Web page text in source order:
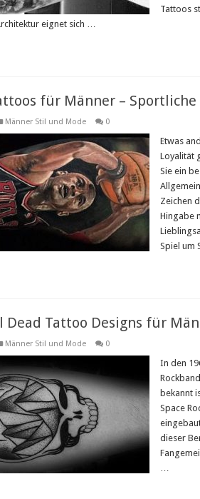
Tattoos
eignet sich …
für Männer –
Männer Stil und Mode 0
Etwas
Loyalität
Sie ein
Zeichen
Hingabe
Spiel um
Dead Tattoo Designs für
Männer Stil und Mode 0
In den
bekannt
Space
dieser
…